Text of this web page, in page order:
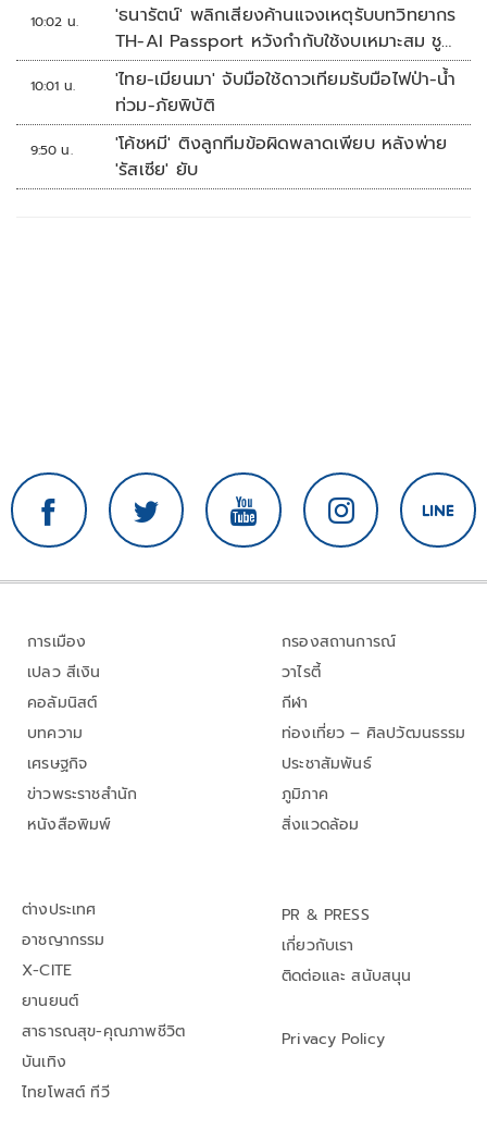
10:02 น.
'ธนารัตน์' พลิกเสียงค้านแจงเหตุรับบทวิทยากร
TH-AI Passport หวังกำกับใช้งบเหมาะสม ชู
จุดเด่นคนไทยได้ใช้ AI ระดับโปร ลดเหลื่อมล้ำ
ทางเทคโนโลยี เซฟงบไปกว่า900ล้าน เชื่อหาก
ใช้เต็มที่เอกชนขาดทุนย่อยยับ
10:01 น.
'ไทย-เมียนมา' จับมือใช้ดาวเทียมรับมือไฟป่า-น้ำ
ท่วม-ภัยพิบัติ
9:50 น.
'โค้ชหมี' ติงลูกทีมข้อผิดพลาดเพียบ หลังพ่าย
'รัสเซีย' ยับ
การเมือง
เปลว สีเงิน
คอลัมนิสต์
บทความ
เศรษฐกิจ
ข่าวพระราชสำนัก
หนังสือพิมพ์
กรองสถานการณ์
วาไรตี้
กีฬา
ท่องเที่ยว – ศิลปวัฒนธรรม
ประชาสัมพันธ์
ภูมิภาค
สิ่งแวดล้อม
ต่างประเทศ
อาชญากรรม
X-CITE
ยานยนต์
สาธารณสุข-คุณภาพชีวิต
บันเทิง
ไทยโพสต์ ทีวี
PR & PRESS
เกี่ยวกับเรา
ติดต่อและ สนับสนุน
Privacy Policy